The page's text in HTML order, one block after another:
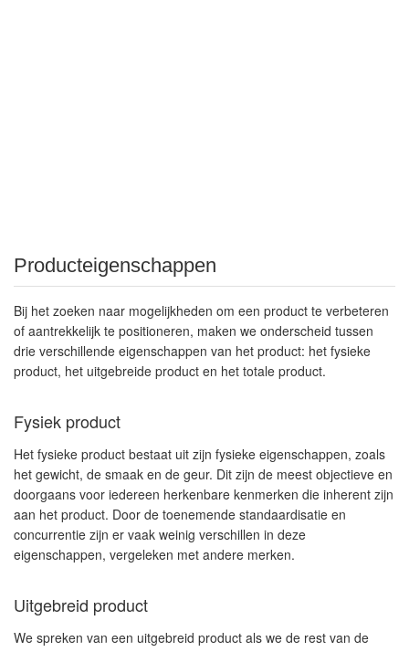
Producteigenschappen
Bij het zoeken naar mogelijkheden om een product te verbeteren
of aantrekkelijk te positioneren, maken we onderscheid tussen
drie verschillende eigenschappen van het product: het fysieke
product, het uitgebreide product en het totale product.
Fysiek product
Het fysieke product bestaat uit zijn fysieke eigenschappen, zoals
het gewicht, de smaak en de geur. Dit zijn de meest objectieve en
doorgaans voor iedereen herkenbare kenmerken die inherent zijn
aan het product. Door de toenemende standaardisatie en
concurrentie zijn er vaak weinig verschillen in deze
eigenschappen, vergeleken met andere merken.
Uitgebreid product
We spreken van een uitgebreid product als we de rest van de